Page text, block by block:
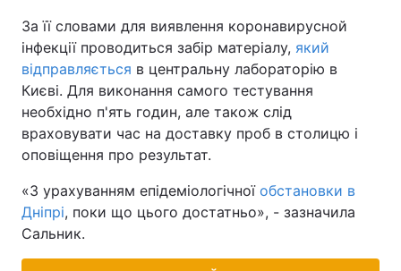
За її словами для виявлення коронавирусной
інфекції проводиться забір матеріалу, який
відправляється в центральну лабораторію в
Києві. Для виконання самого тестування
необхідно п'ять годин, але також слід
враховувати час на доставку проб в столицю і
оповіщення про результат.
«З урахуванням епідеміологічної обстановки в
Дніпрі, поки що цього достатньо», - зазначила
Сальник.